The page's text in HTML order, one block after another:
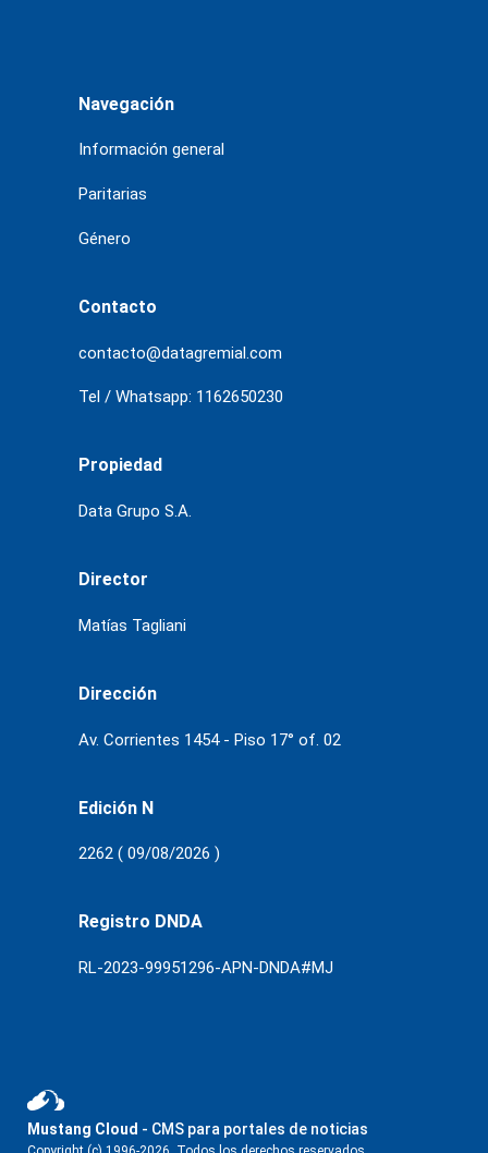
Navegación
Información general
Paritarias
Género
Contacto
contacto@datagremial.com
Tel / Whatsapp: 1162650230
Propiedad
Data Grupo S.A.
Director
Matías Tagliani
Dirección
Av. Corrientes 1454 - Piso 17° of. 02
Edición N
2262 ( 09/08/2026 )
Registro DNDA
RL-2023-99951296-APN-DNDA#MJ
Mustang Cloud - CMS para portales de noticias